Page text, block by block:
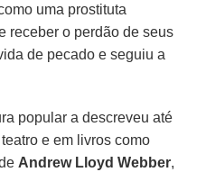
uma prostituta
receber o perdão de seus
de pecado e seguiu a
popular a descreveu até
e em livros como
Andrew Lloyd Webber,